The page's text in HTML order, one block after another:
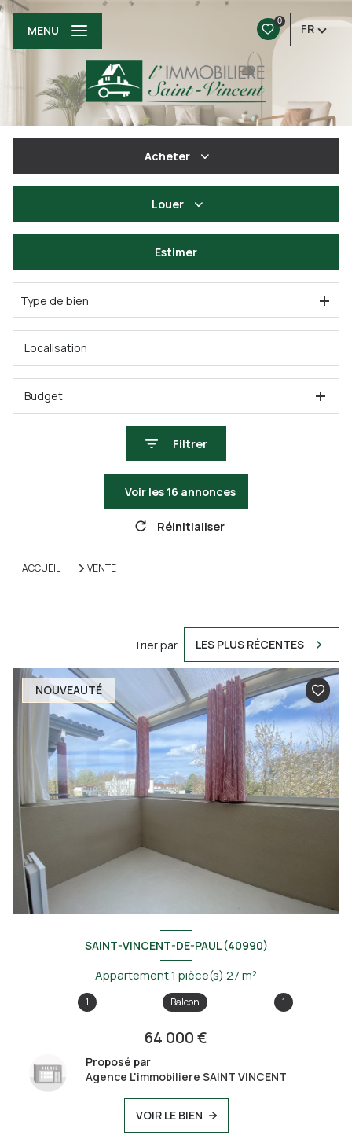
0
FR
MENU
Acheter
Louer
De l'immo pro
Estimer
Type de bien
Budget
Filtrer
Voir les 16 annonces
Réinitialiser
ACCUEIL VENTE
Trier par LES PLUS RÉCENTES
NOUVEAUTÉ
SAINT-VINCENT-DE-PAUL (40990)
Appartement 1 pièce(s) 27 m²
1 Balcon 1
64 000 €
Proposé par
Agence L'immobiliere SAINT VINCENT
VOIR LE BIEN